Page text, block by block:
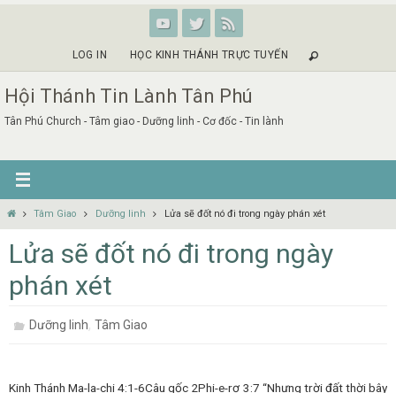
LOG IN HỌC KINH THÁNH TRỰC TUYẾN
Hội Thánh Tin Lành Tân Phú
Tân Phú Church - Tâm giao - Dưỡng linh - Cơ đốc - Tin lành
HomeTâm Giao Dưỡng linh Lửa sẽ đốt nó đi trong ngày phán xét
Lửa sẽ đốt nó đi trong ngày
phán xét
Dưỡng linh,Tâm Giao
Kinh Thánh Ma-la-chi 4:1-6Câu gốc 2Phi-e-rơ 3:7 “Nhưng trời đất thời bây